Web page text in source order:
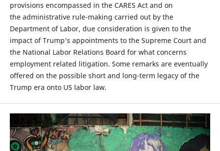
provisions encompassed in the CARES Act and on
the administrative rule-making carried out by the
Department of Labor, due consideration is given to the
impact of Trump’s appointments to the Supreme Court and
the National Labor Relations Board for what concerns
employment related litigation. Some remarks are eventually
offered on the possible short and long-term legacy of the
Trump era onto US labor law.